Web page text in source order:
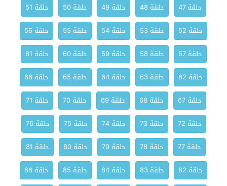
حلقة 47
حلقة 48 حلقة 49 حلقة 50
حلقة 51
حلقة 52
حلقة 53 حلقة 54 حلقة 55
حلقة 56
حلقة 57
حلقة 58 حلقة 59 حلقة 60
حلقة 61
حلقة 62
حلقة 63 حلقة 64 حلقة 65
حلقة 66
حلقة 67
حلقة 68 حلقة 69 حلقة 70
حلقة 71
حلقة 72
حلقة 73 حلقة 74 حلقة 75
حلقة 76
حلقة 77
حلقة 78 حلقة 79 حلقة 80
حلقة 81
حلقة 82
حلقة 83 حلقة 84 حلقة 85
حلقة 86